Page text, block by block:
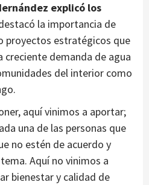
explicó los
la importancia de
proyectos estratégicos que
creciente demanda de agua
del interior como
aquí vinimos a aportar;
una de las personas que
no estén de acuerdo y
Aquí no vinimos a
bienestar y calidad de